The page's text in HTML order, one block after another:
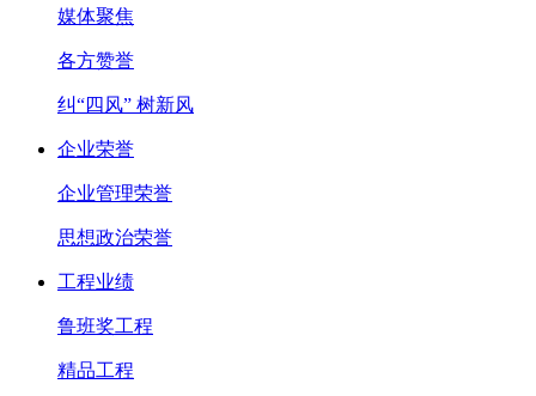
媒体聚焦
各方赞誉
纠“四风” 树新风
企业荣誉
企业管理荣誉
思想政治荣誉
工程业绩
鲁班奖工程
精品工程